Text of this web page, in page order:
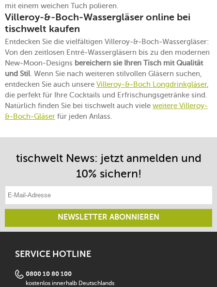
mit einem weichen Tuch polieren.
Villeroy-&-Boch-Wassergläser online bei
tischwelt kaufen
Entdecken Sie die vielfältigen Villeroy-&-Boch-Wassergläser:
Von den zeitlosen Entré-Wassergläsern bis zu den modernen
New-Moon-Designs bereichern sie Ihren Tisch mit Qualität
und Stil. Wenn Sie nach weiteren stilvollen Gläsern suchen,
entdecken Sie auch unsere Villeroy-&-Boch Longdrinkgläser,
die perfekt für Ihre Cocktails und Erfrischungsgetränke sind.
Natürlich finden Sie bei tischwelt auch viele weitere Villeroy-
&-Boch-Gläser für jeden Anlass.
tischwelt News: jetzt anmelden und
10% sichern!
E-Mail-Adresse eintragen
NEWSLETTER ABONNIEREN
SERVICE HOTLINE
0800 10 80 100
kostenlos innerhalb Deutschlands